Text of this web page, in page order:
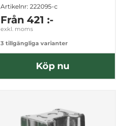
Artikelnr: 222095-c
Från 421 :-
exkl. moms
3 tillgängliga varianter
Köp nu